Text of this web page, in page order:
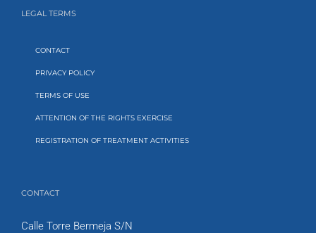
LEGAL TERMS
CONTACT
PRIVACY POLICY
TERMS OF USE
ATTENTION OF THE RIGHTS EXERCISE
REGISTRATION OF TREATMENT ACTIVITIES
CONTACT
Calle Torre Bermeja S/N